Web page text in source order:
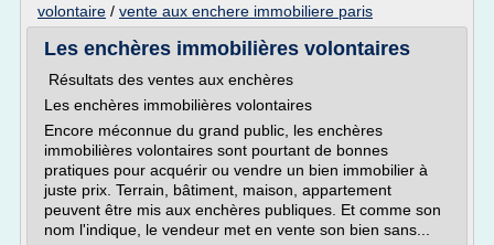
volontaire / vente aux enchere immobiliere paris
Les enchères immobilières volontaires
Résultats des ventes aux enchères
Les enchères immobilières volontaires
Encore méconnue du grand public, les enchères
immobilières volontaires sont pourtant de bonnes
pratiques pour acquérir ou vendre un bien immobilier à
juste prix. Terrain, bâtiment, maison, appartement
peuvent être mis aux enchères publiques. Et comme son
nom l'indique, le vendeur met en vente son bien sans...